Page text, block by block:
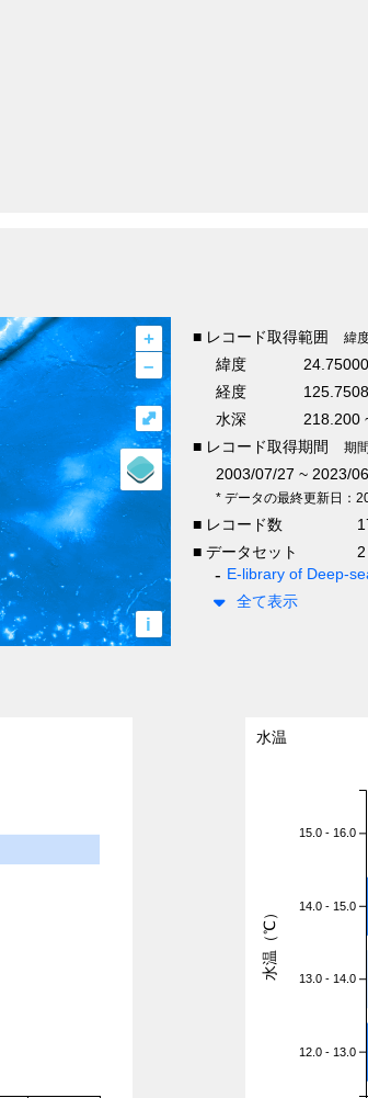
+
–
i
⤢
■ レコード取得範囲 緯
緯度
経度
水深
218.200
■ レコード取得期間
期
2003/07/27 ~ 2023/
* データの最終更新日：
■ レコード数
■ データセット
E-library of Deep-
全て表示
水温
15.0 - 16.0
14.0 - 15.0
13.0 - 14.0
12.0 - 13.0
水温（℃）